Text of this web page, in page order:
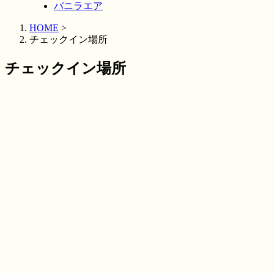
バニラエア
HOME >
チェックイン場所
チェックイン場所